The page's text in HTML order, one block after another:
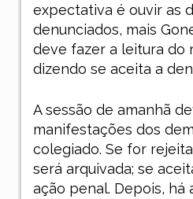
expectativa é ouvir as
denunciados, mais
deve fazer a leitura do
dizendo se aceita a
A sessão de amanhã
manifestações dos
colegiado. Se for
será arquivada; se
ação penal. Depois, há